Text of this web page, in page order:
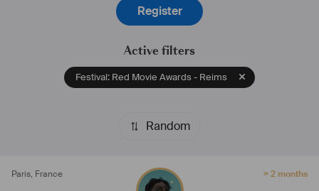
Register
Active filters
Festival: Red Movie Awards - Reims
Random
Paris, France > 2 months